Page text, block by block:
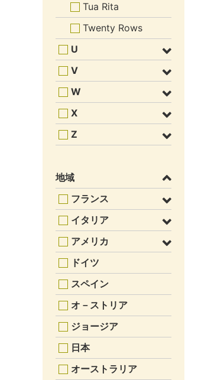
Tua Rita
Twenty Rows
U
V
W
X
Z
地域
フランス
イタリア
アメリカ
ドイツ
スペイン
オ－ストリア
ジョージア
日本
オーストラリア